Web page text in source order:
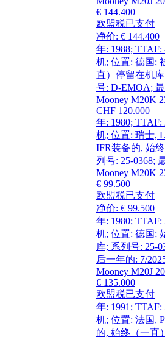
€ 144.400
欧盟税已支付
净价: € 144.400
年: 1988;
机; 位置: 德国;
直）停留在机
号: D-EMOA;
Mooney M20K
CHF 120.000
年: 1980;
机; 位置: 瑞士,
IFR装备的, 始
列号: 25-0368;
Mooney M20K
€ 99.500
欧盟税已支付
净价: € 99.500
年: 1980;
机; 位置: 德国;
库; 系列号: 25-
后一年的: 7/
Mooney M20J
€ 135.000
欧盟税已支付
年: 1991;
机; 位置: 法国,
的, 始终（一直